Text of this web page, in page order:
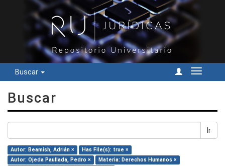
Buscar
Cambiar
Buscar
Ir
Autor: Beamish, Adrián ×
Has File(s): true ×
Autor: Ojeda Paullada, Pedro ×
Materia: Derechos Humanos ×